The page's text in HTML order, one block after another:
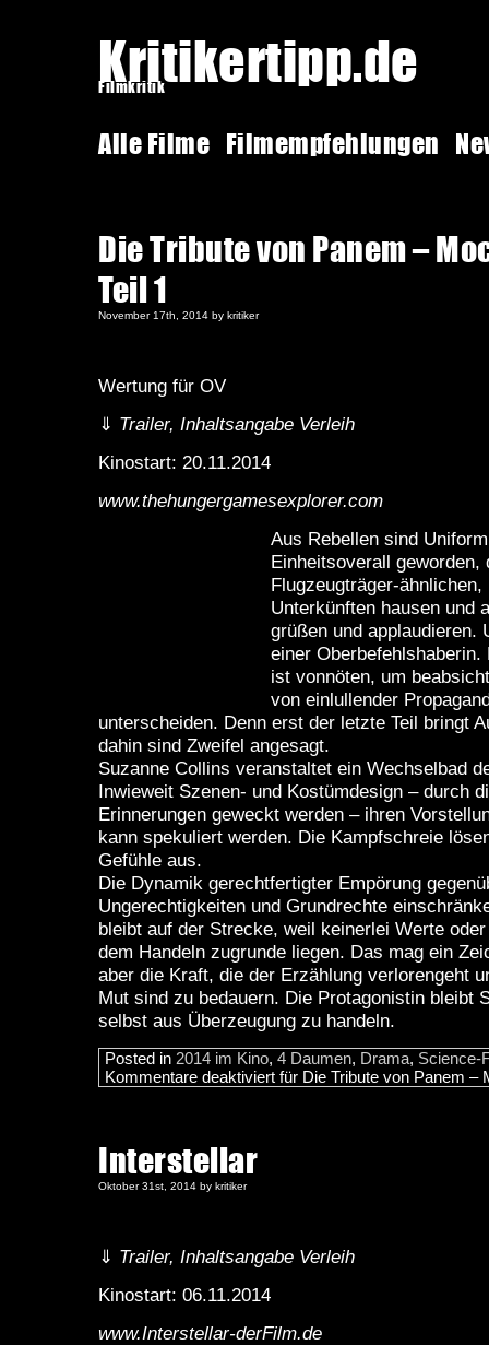
Kritikertipp.de
Filmkritik
Alle Filme Filmempfehlungen
Die Tribute von Panem –
Teil 1
November 17th, 2014 by kritiker
Wertung für OV
⇓ Trailer, Inhaltsangabe Verleih
Kinostart: 20.11.2014
www.thehungergamesexplorer.com
Aus Rebellen sind
Einheitsoverall geworden,
Flugzeugträger-
Unterkünften hausen und
grüßen und applaudieren.
einer
ist vonnöten, um
von einlullender
unterscheiden. Denn erst der letzte Teil bringt
dahin sind Zweifel angesagt.
Suzanne Collins veranstaltet ein Wechselbad
Inwieweit Szenen- und Kostümdesign – durch
Erinnerungen geweckt werden – ihren
kann spekuliert werden. Die Kampfschreie
Gefühle aus.
Die Dynamik gerechtfertigter Empörung
Ungerechtigkeiten und Grundrechte
bleibt auf der Strecke, weil keinerlei Werte
dem Handeln zugrunde liegen. Das mag ein
aber die Kraft, die der Erzählung verlorengeht
Mut sind zu bedauern. Die Protagonistin bleibt
selbst aus Überzeugung zu handeln.
Posted in 2014 im Kino, 4 Daumen, Drama, Science-
Kommentare deaktiviert für Die Tribute von Panem –
Interstellar
Oktober 31st, 2014 by kritiker
⇓ Trailer, Inhaltsangabe Verleih
Kinostart: 06.11.2014
www.Interstellar-derFilm.de